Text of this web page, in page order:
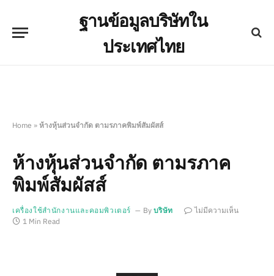
ฐานข้อมูลบริษัทใน
ประเทศไทย
Home » ห้างหุ้นส่วนจำกัด ตามรภาคพิมพ์สัมผัสส์
ห้างหุ้นส่วนจำกัด ตามรภาค
พิมพ์สัมผัสส์
เครื่องใช้สำนักงานและคอมพิวเตอร์ By บริษัท
ไม่มีความเห็น
1 Min Read